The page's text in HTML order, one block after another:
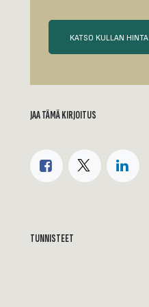
KATSO KULLAN HINTA
JAA TÄMÄ KIRJOITUS
TUNNISTEET